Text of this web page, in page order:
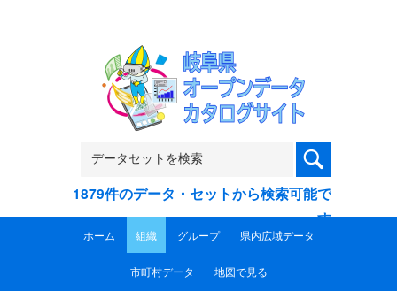
1879件のデータ・セットから検索可能で
す
ホーム 組織 グループ 県内広域データ
市町村データ 地図で見る